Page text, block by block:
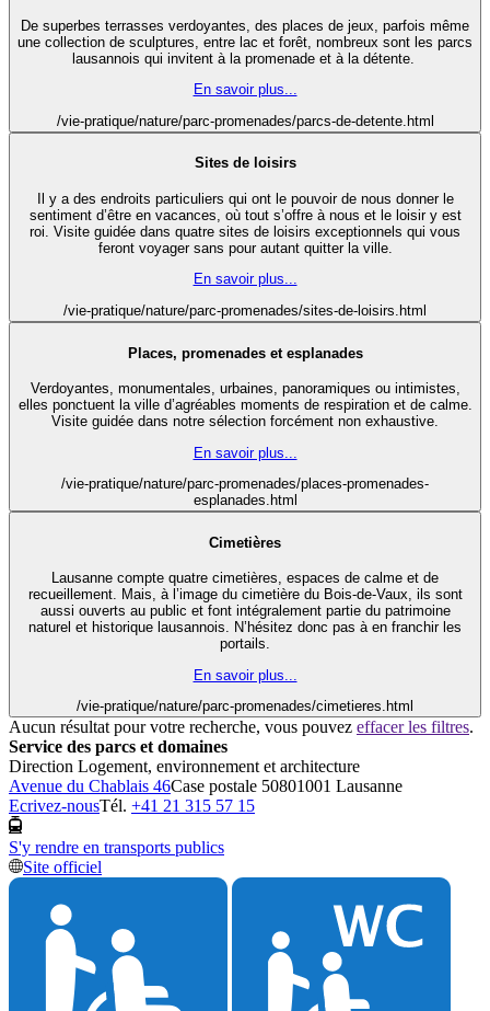
De superbes terrasses verdoyantes, des places de jeux, parfois même
une collection de sculptures, entre lac et forêt, nombreux sont les parcs
lausannois qui invitent à la promenade et à la détente.
En savoir plus...
/vie-pratique/nature/parc-promenades/parcs-de-detente.html
Sites de loisirs
Il y a des endroits particuliers qui ont le pouvoir de nous donner le
sentiment d’être en vacances, où tout s’offre à nous et le loisir y est
roi. Visite guidée dans quatre sites de loisirs exceptionnels qui vous
feront voyager sans pour autant quitter la ville.
En savoir plus...
/vie-pratique/nature/parc-promenades/sites-de-loisirs.html
Places, promenades et esplanades
Verdoyantes, monumentales, urbaines, panoramiques ou intimistes,
elles ponctuent la ville d’agréables moments de respiration et de calme.
Visite guidée dans notre sélection forcément non exhaustive.
En savoir plus...
/vie-pratique/nature/parc-promenades/places-promenades-
esplanades.html
Cimetières
Lausanne compte quatre cimetières, espaces de calme et de
recueillement. Mais, à l’image du cimetière du Bois-de-Vaux, ils sont
aussi ouverts au public et font intégralement partie du patrimoine
naturel et historique lausannois. N’hésitez donc pas à en franchir les
portails.
En savoir plus...
/vie-pratique/nature/parc-promenades/cimetieres.html
Aucun résultat pour votre recherche, vous pouvez effacer les filtres.
Service des parcs et domaines
Direction Logement, environnement et architecture
Avenue du Chablais 46Case postale 50801001 Lausanne
Ecrivez-nousTél. +41 21 315 57 15
S'y rendre en transports publics
Site officiel